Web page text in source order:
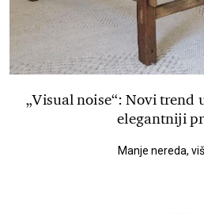
„Visual noise“: Novi trend
elegantniji
Manje nereda,